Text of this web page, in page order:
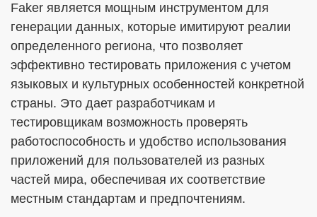
Faker является мощным инструментом для
генерации данных, которые имитируют реалии
определенного региона, что позволяет
эффективно тестировать приложения с учетом
языковых и культурных особенностей конкретной
страны. Это дает разработчикам и
тестировщикам возможность проверять
работоспособность и удобство использования
приложений для пользователей из разных
частей мира, обеспечивая их соответствие
местным стандартам и предпочтениям.